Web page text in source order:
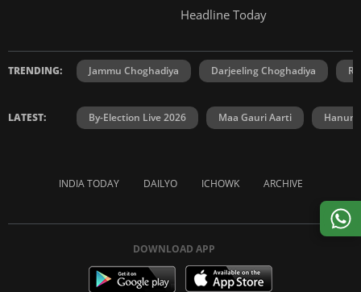
Headline Today
TRENDING: Jammu Choghadiya Darjeeling Choghadiya
LATEST: By-Election Live 2026 Maa Gauri Aarti
INDIA TODAY DAILYO ICHOWK ARCHIVE
DOWNLOAD APP